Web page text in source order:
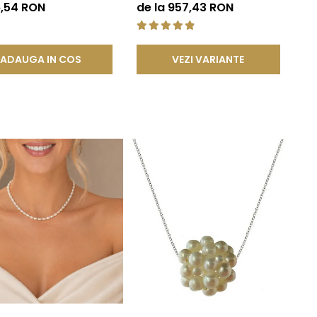
14K | KASKADDA®
RON
ADAUGA IN COS
Rare, Calitate AAA+, Aur 14K |
KASKADDA®
de la 957,43 RON
VEZI VARIANTE